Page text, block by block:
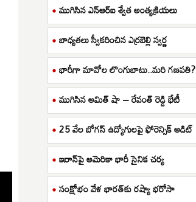
ముగిసిన ఎన్ఆర్ఐ శ్వేత అంత్యక్రియలు
బాధ్యతలు స్వీకరించిన ఎర్రబెల్లి స్వర్ణ
భారీగా మావోల లొంగుబాటు..మరి గణపతి?
ముగిసిన అమిత్ షా – రేవంత్ రెడ్డి భేటీ
25 వేల బోగస్ ఉద్యోగులపై ఫోరెన్సిక్ ఆడిట్
ఇరాన్‌పై అమెరికా భారీ సైనిక చర్య
సంక్షోభం వేళ భారత్‌కు రష్యా భరోసా